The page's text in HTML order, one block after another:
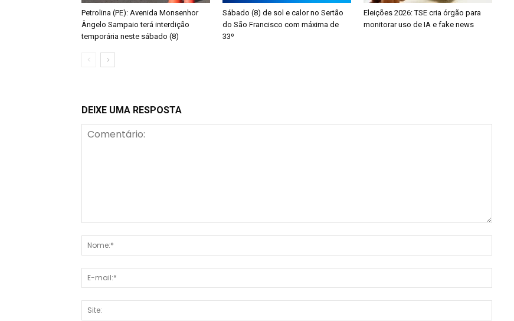
Petrolina (PE): Avenida Monsenhor
Ângelo Sampaio terá interdição
temporária neste sábado (8)
Sábado (8) de sol e calor no Sertão
do São Francisco com máxima de
33º
Eleições 2026: TSE cria órgão para
monitorar uso de IA e fake news
DEIXE UMA RESPOSTA